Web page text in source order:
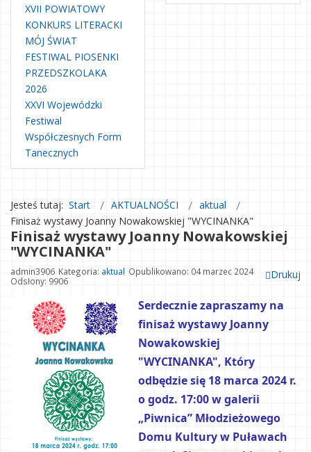
XVII POWIATOWY
KONKURS LITERACKI
MÓJ ŚWIAT
FESTIWAL PIOSENKI
PRZEDSZKOLAKA
2026
XXVI Wojewódzki
Festiwal
Współczesnych Form
Tanecznych
Jesteś tutaj: Start AKTUALNOŚCI
aktual
Finisaż wystawy Joanny Nowakowskiej "WYCINANKA"
Finisaż wystawy Joanny Nowakowskiej
"WYCINANKA"
Drukuj
admin3906 Kategoria: aktual Opublikowano: 04 marzec 2024
Odsłony: 9906
Serdecznie zapraszamy na
finisaż wystawy Joanny
Nowakowskiej
"WYCINANKA", Który
odbędzie się 18 marca 2024 r.
o godz. 17:00 w galerii
„Piwnica” Młodzieżowego
Domu Kultury w Puławach